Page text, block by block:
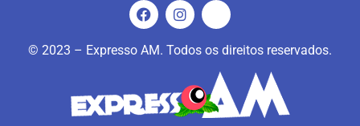
© 2023 – Expresso AM. Todos os direitos reservados.